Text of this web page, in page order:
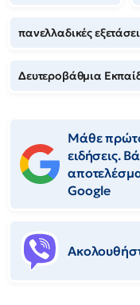
πανελλαδικές
Δευτεροβάθμια
Μάθε
ειδήσεις.
Google